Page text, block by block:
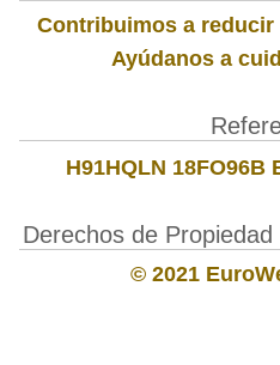
Contribuimos a
Ayúdanos a
H91HQLN 18FO96B
Derechos de
© 2021